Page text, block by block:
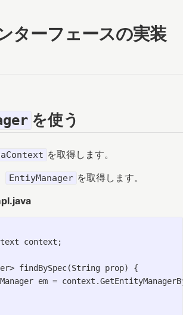
ターフェースの実装
を使う
を取得します。
EntiyManager を取得します。
context;
findBySpec(String prop) {
em =